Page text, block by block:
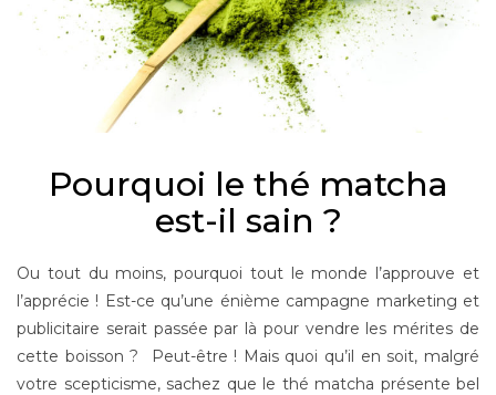
Pourquoi le thé matcha
est-il sain ?
Ou tout du moins, pourquoi tout le monde l’approuve et
l’apprécie ! Est-ce qu’une énième campagne marketing et
publicitaire serait passée par là pour vendre les mérites de
cette boisson ? Peut-être ! Mais quoi qu’il en soit, malgré
votre scepticisme, sachez que le thé matcha présente bel